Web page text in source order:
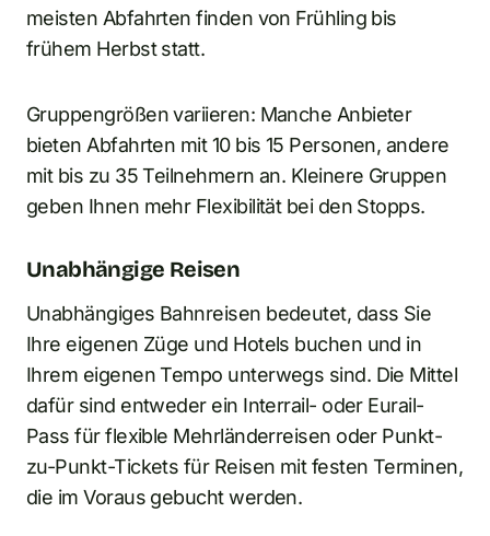
meisten Abfahrten finden von Frühling bis
frühem Herbst statt.
Gruppengrößen variieren: Manche Anbieter
bieten Abfahrten mit 10 bis 15 Personen, andere
mit bis zu 35 Teilnehmern an. Kleinere Gruppen
geben Ihnen mehr Flexibilität bei den Stopps.
Unabhängige Reisen
Unabhängiges Bahnreisen bedeutet, dass Sie
Ihre eigenen Züge und Hotels buchen und in
Ihrem eigenen Tempo unterwegs sind. Die Mittel
dafür sind entweder ein Interrail- oder Eurail-
Pass für flexible Mehrländerreisen oder Punkt-
zu-Punkt-Tickets für Reisen mit festen Terminen,
die im Voraus gebucht werden.